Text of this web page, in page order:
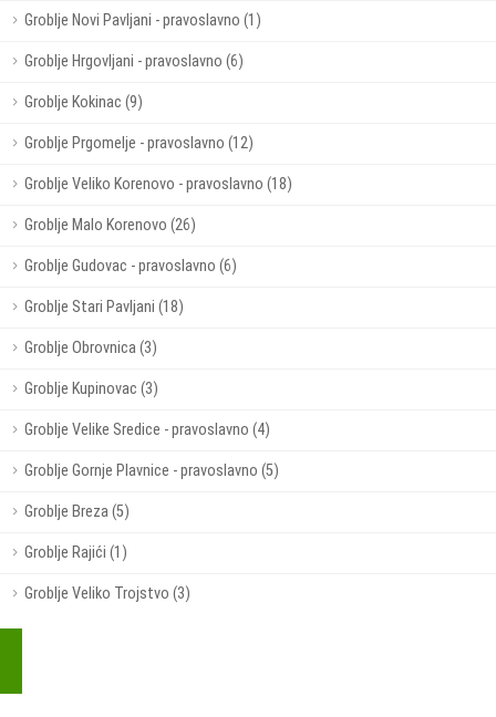
Groblje Novi Pavljani - pravoslavno (1)
Groblje Hrgovljani - pravoslavno (6)
Groblje Kokinac (9)
Groblje Prgomelje - pravoslavno (12)
Groblje Veliko Korenovo - pravoslavno (18)
Groblje Malo Korenovo (26)
Groblje Gudovac - pravoslavno (6)
Groblje Stari Pavljani (18)
Groblje Obrovnica (3)
Groblje Kupinovac (3)
Groblje Velike Sredice - pravoslavno (4)
Groblje Gornje Plavnice - pravoslavno (5)
Groblje Breza (5)
Groblje Rajići (1)
Groblje Veliko Trojstvo (3)